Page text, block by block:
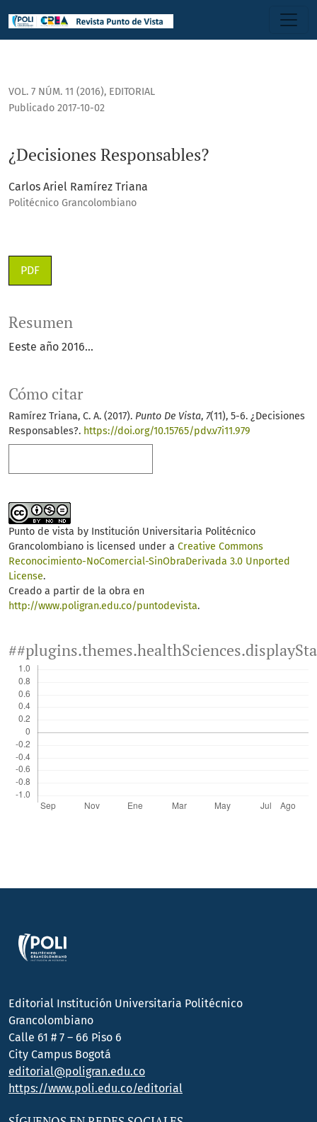
VOL. 7 NÚM. 11 (2016), EDITORIAL
¿Decisiones Responsables?
Publicado 2017-10-02
Carlos Ariel Ramírez Triana
Politécnico Grancolombiano
PDF
Cómo citar
Ramírez Triana, C. A. (2017). Punto De Vista, 7(11), 5-6. ¿Decisiones
Responsables?. https://doi.org/10.15765/pdv.v7i11.979
Resumen
Eeste año 2016...
Punto de vista by Institución Universitaria Politécnico
Grancolombiano is licensed under a Creative Commons
Reconocimiento-NoComercial-SinObraDerivada 3.0 Unported
License.
Creado a partir de la obra en
http://www.poligran.edu.co/puntodevista.
Editorial Institución Universitaria Politécnico
Grancolombiano
Calle 61 # 7 – 66 Piso 6
City Campus Bogotá
editorial@poligran.edu.co
https://www.poli.edu.co/editorial